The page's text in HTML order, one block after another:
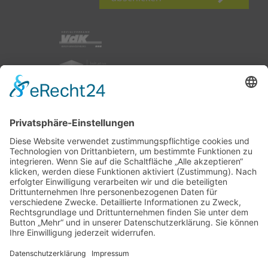
nach oben